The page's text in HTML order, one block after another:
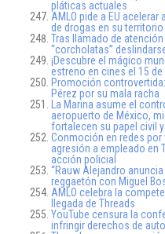
pláticas actuales
AMLO pide a EU
de drogas en su territorio
Tras llamado de atención
“corcholatas”
¡Descubre el mágico
estreno en cines el 15 de
Promoción
Pérez por su mala racha
La Marina asume el
aeropuerto de México,
fortalecen su papel civil
Conmoción en redes por
agresión a empleado en
acción policial
“Rauw Alejandro
reggaetón con Miguel
AMLO celebra la
llegada de Threads
YouTube censura la
infringir derechos de